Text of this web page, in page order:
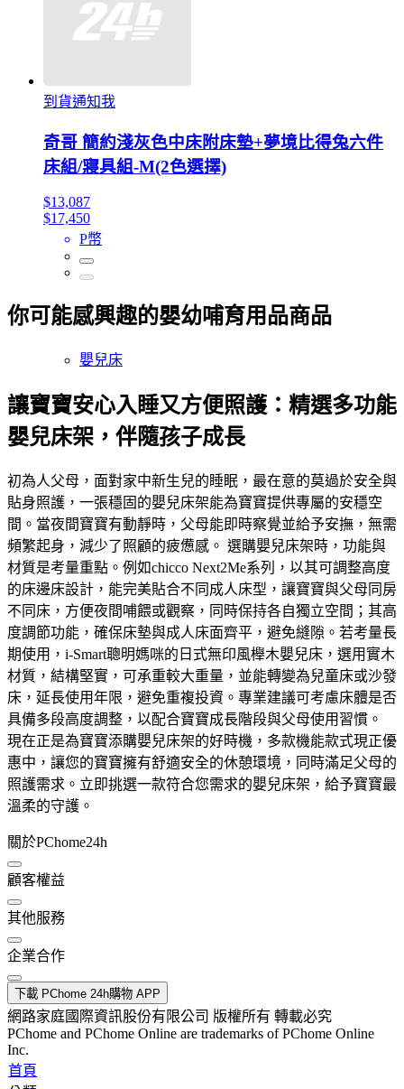
到貨通知我
奇哥 簡約淺灰色中床附床墊+夢境比得兔六件
床組/寢具組-M(2色選擇)
$13,087
$17,450
P幣
你可能感興趣的嬰幼哺育用品商品
嬰兒床
讓寶寶安心入睡又方便照護：精選多功能
嬰兒床架，伴隨孩子成長
初為人父母，面對家中新生兒的睡眠，最在意的莫過於安全與
貼身照護，一張穩固的嬰兒床架能為寶寶提供專屬的安穩空
間。當夜間寶寶有動靜時，父母能即時察覺並給予安撫，無需
頻繁起身，減少了照顧的疲憊感。 選購嬰兒床架時，功能與
材質是考量重點。例如chicco Next2Me系列，以其可調整高度
的床邊床設計，能完美貼合不同成人床型，讓寶寶與父母同房
不同床，方便夜間哺餵或觀察，同時保持各自獨立空間；其高
度調節功能，確保床墊與成人床面齊平，避免縫隙。若考量長
期使用，i-Smart聰明媽咪的日式無印風櫸木嬰兒床，選用實木
材質，結構堅實，可承重較大重量，並能轉變為兒童床或沙發
床，延長使用年限，避免重複投資。專業建議可考慮床體是否
具備多段高度調整，以配合寶寶成長階段與父母使用習慣。
現在正是為寶寶添購嬰兒床架的好時機，多款機能款式現正優
惠中，讓您的寶寶擁有舒適安全的休憩環境，同時滿足父母的
照護需求。立即挑選一款符合您需求的嬰兒床架，給予寶寶最
溫柔的守護。
關於PChome24h
顧客權益
其他服務
企業合作
下載 PChome 24h購物 APP
網路家庭國際資訊股份有限公司 版權所有 轉載必究
PChome and PChome Online are trademarks of PChome Online
Inc.
首頁